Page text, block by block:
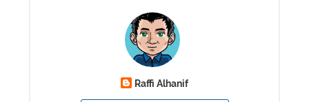
Raffi Alhanif